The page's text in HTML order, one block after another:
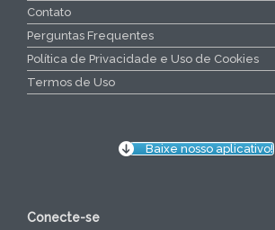
Contato
Perguntas Frequentes
Política de Privacidade e Uso de Cookies
Termos de Uso
Baixe nosso aplicativo!
Conecte-se